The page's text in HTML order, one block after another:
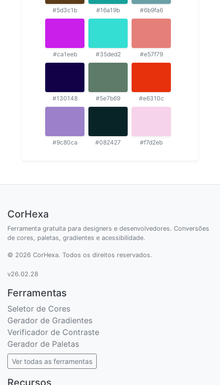
#5d3c1b #16a19b #6b9fa6
#ca1eeb #35ded2 #e57f79
#130148 #5e7b69 #e6310c
#9c80ca #082427 #f7d2eb
CorHexa
Ferramenta gratuita para designers e desenvolvedores. Conversões
de cores, paletas, gradientes e acessibilidade.
© 2026 CorHexa. Todos os direitos reservados.
v26.02.28
Ferramentas
Seletor de Cores
Gerador de Gradientes
Verificador de Contraste
Gerador de Paletas
Ver todas as ferramentas
Recursos